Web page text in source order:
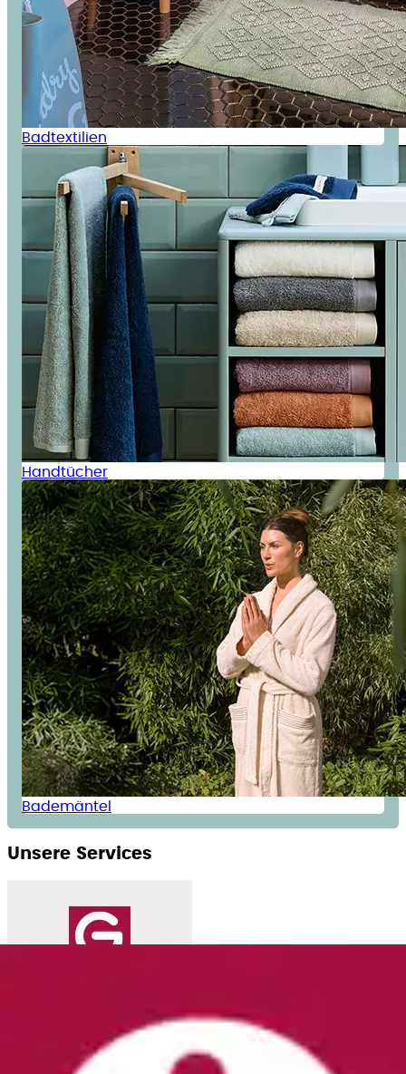
Badtextilien
Handtücher
Bademäntel
Unsere Services